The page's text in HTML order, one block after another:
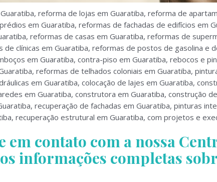
reforma de lojas em Guaratiba, reforma de
em Guaratiba, reformas de fachadas de edifícios em
reformas de casas em Guaratiba, reformas de
clínicas em Guaratiba, reformas de postos de gasolina e
em Guaratiba, contra-piso em Guaratiba, rebocos e
reformas de telhados coloniais em Guaratiba,
em Guaratiba, colocação de lajes em Guaratiba,
em Guaratiba, construtora em Guaratiba, construção
recuperação de fachadas em Guaratiba, pinturas
recuperação estrutural em Guaratiba, com projetos e
em contato com a nossa
informações completas